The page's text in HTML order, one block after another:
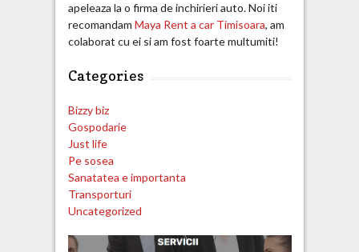
apeleaza la o firma de inchirieri auto. Noi iti
recomandam Maya Rent a car Timisoara, am
colaborat cu ei si am fost foarte multumiti!
Categories
Bizzy biz
Gospodarie
Just life
Pe sosea
Sanatatea e importanta
Transporturi
Uncategorized